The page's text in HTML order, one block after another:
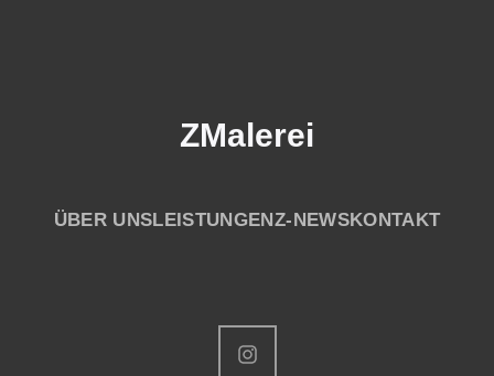
ZMalerei
ÜBER UNSLEISTUNGEN Z-NEWSKONTAKT